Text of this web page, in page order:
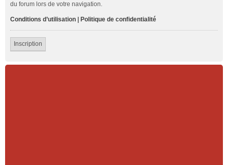
du forum lors de votre navigation.
Conditions d’utilisation Politique de confidentialité
Inscription